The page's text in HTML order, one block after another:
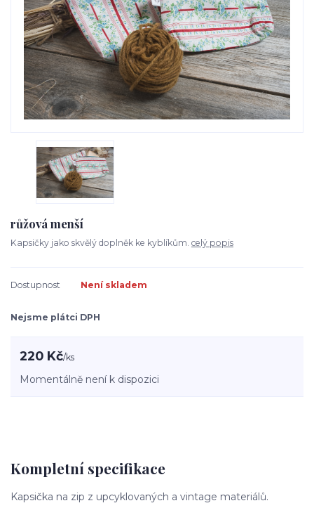
růžová menší
Kapsičky jako skvělý doplněk ke kyblíkům. celý popis
Dostupnost Není skladem
Nejsme plátci DPH
220 Kč/ks
Momentálně není k dispozici
Kompletní specifikace
Kapsička na zip z upcyklovaných a vintage materiálů.